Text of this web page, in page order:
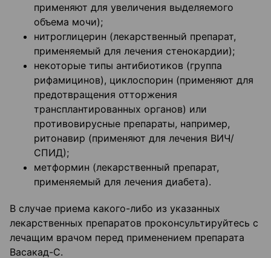
применяют для увеличения выделяемого
объема мочи);
нитроглицерин (лекарственный препарат,
применяемый для лечения стенокардии);
некоторые типы антибиотиков (группа
рифамицинов), циклоспорин (применяют для
предотвращения отторжения
трансплантированных органов) или
противовирусные препараты, например,
ритонавир (применяют для лечения ВИЧ/
СПИД);
метформин (лекарственный препарат,
применяемый для лечения диабета).
В случае приема какого-либо из указанных
лекарственных препаратов проконсультируйтесь с
лечащим врачом перед применением препарата
Васакад-С.